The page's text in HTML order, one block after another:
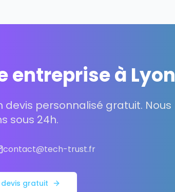
entreprise à Lyon
personnalisé gratuit. Nous
sous 24h.
contact@tech-trust.fr
gratuit